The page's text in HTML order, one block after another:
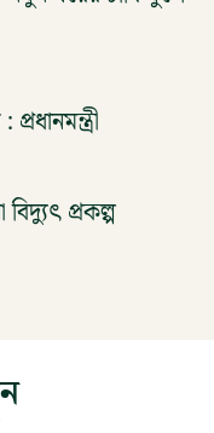
প্রকল্প